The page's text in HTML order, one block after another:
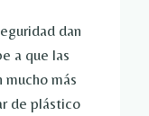
dan
a que las
más
de plástico